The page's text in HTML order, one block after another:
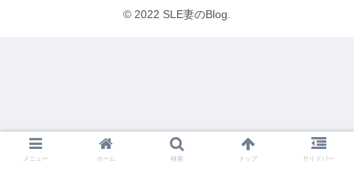
© 2022 SLE妻のBlog.
メニュー ホーム 検索 トップ サイドバー